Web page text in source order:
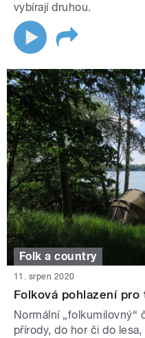
vybírají druhou.
Folk a country
11. srpen 2020
Folková pohlazení pro
Normální „folkumilovný“
přírody, do hor či do